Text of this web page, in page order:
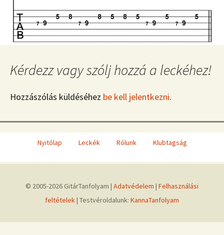
Kérdezz vagy szólj hozzá a leckéhez!
Hozzászólás küldéséhez be kell jelentkezni.
Nyitólap Leckék Rólunk Klubtagság
© 2005-2026 GitárTanfolyam | Adatvédelem | Felhasználási
feltételek | Testvéroldalunk: KannaTanfolyam